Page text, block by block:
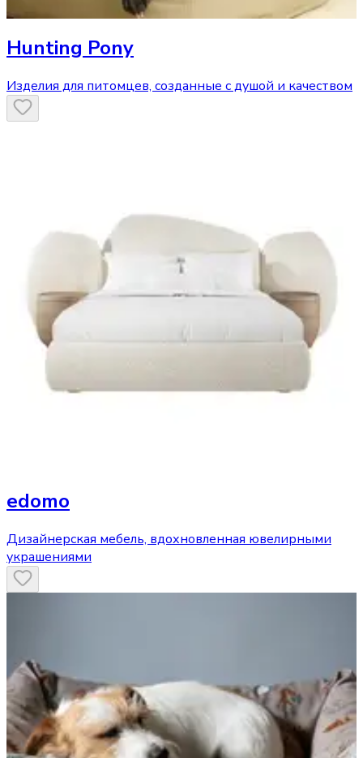
Hunting Pony
Изделия для питомцев, созданные с душой и качеством
edomo
Дизайнерская мебель, вдохновленная ювелирными
украшениями